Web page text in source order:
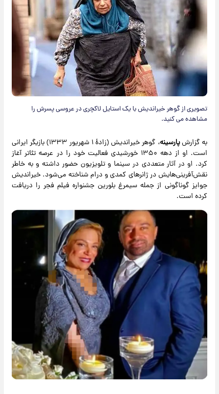
تصویری از گوهر خیراندیش با یک استایل لاکچری در عروسی پسرش را
مشاهده می کنید.
به گزارشپارسینه
، گوهر خیراندیش (زادهٔ ۱ شهریور ۱۳۳۳) بازیگر ایرانی
است. او از دهه ۱۳۵۰ خورشیدی فعالیت خود را در عرصه تئاتر آغاز
کرد. او در آثار متعددی در سینما و تلویزیون حضور داشته و به خاطر
نقش‌آفرینی‌هایش در ژانرهای کمدی و درام شناخته می‌شود. خیراندیش
جوایز گوناگونی از جمله سیمرغ بلورین جشنواره فیلم فجر را دریافت
کرده است.